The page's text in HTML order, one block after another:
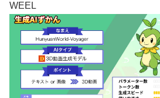
WEEL